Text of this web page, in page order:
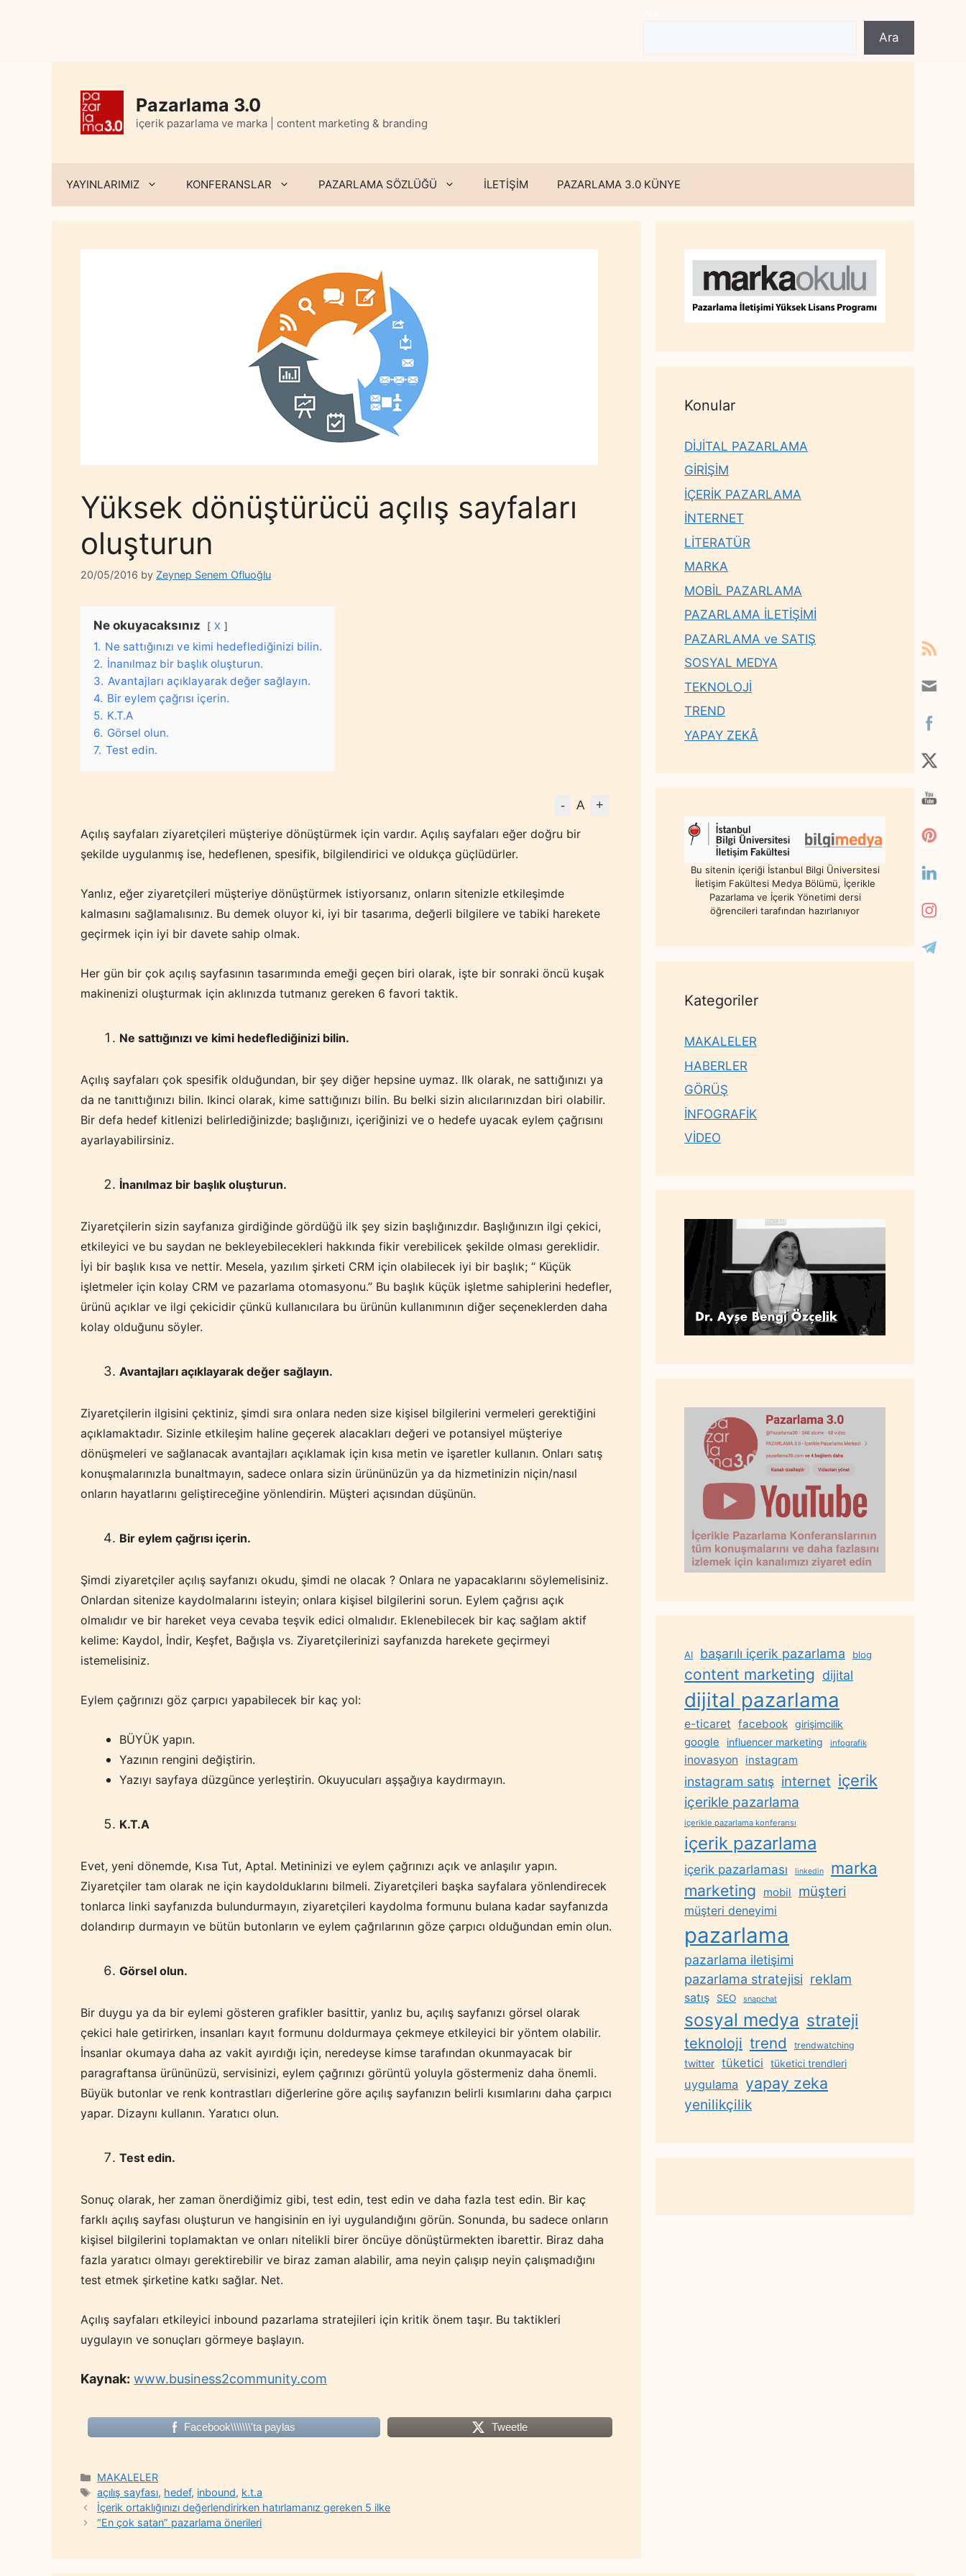
Ara
Pazarlama 3.0
içerik pazarlama ve marka | content marketing & branding
YAYINLARIMIZ KONFERANSLAR PAZARLAMA SÖZLÜĞÜ İLETİŞİM PAZARLAMA 3.0 KÜNYE
Yüksek dönüştürücü açılış sayfaları
oluşturun
20/05/2016 by Zeynep Senem Ofluoğlu
Ne okuyacaksınız X
1. Ne sattığınızı ve kimi hedeflediğinizi bilin.
2. İnanılmaz bir başlık oluşturun.
3. Avantajları açıklayarak değer sağlayın.
4. Bir eylem çağrısı içerin.
5. K.T.A
6. Görsel olun.
7. Test edin.
- A
+
Açılış sayfaları ziyaretçileri müşteriye dönüştürmek için vardır. Açılış sayfaları eğer doğru bir
şekilde uygulanmış ise, hedeflenen, spesifik, bilgilendirici ve oldukça güçlüdürler.
Yanlız, eğer ziyaretçileri müşteriye dönüştürmek istiyorsanız, onların sitenizle etkileşimde
kalmasını sağlamalısınız. Bu demek oluyor ki, iyi bir tasarıma, değerli bilgilere ve tabiki harekete
geçirmek için iyi bir davete sahip olmak.
Her gün bir çok açılış sayfasının tasarımında emeği geçen biri olarak, işte bir sonraki öncü kuşak
makinenizi oluşturmak için aklınızda tutmanız gereken 6 favori taktik.
Ne sattığınızı ve kimi hedeflediğinizi bilin.
Açılış sayfaları çok spesifik olduğundan, bir şey diğer hepsine uymaz. Ilk olarak, ne sattığınızı ya
da ne tanıttığınızı bilin. Ikinci olarak, kime sattığınızı bilin. Bu belki sizin alıcılarınızdan biri olabilir.
Bir defa hedef kitlenizi belirlediğinizde; başlığınızı, içeriğinizi ve o hedefe uyacak eylem çağrısını
ayarlayabilirsiniz.
İnanılmaz bir başlık oluşturun.
Ziyaretçilerin sizin sayfanıza girdiğinde gördüğü ilk şey sizin başlığınızdır. Başlığınızın ilgi çekici,
etkileyici ve bu saydan ne bekleyebilecekleri hakkında fikir verebilicek şekilde olması gereklidir.
İyi bir başlık kısa ve nettir. Mesela, yazılım şirketi CRM için olabilecek iyi bir başlık; “ Küçük
işletmeler için kolay CRM ve pazarlama otomasyonu.” Bu başlık küçük işletme sahiplerini hedefler,
ürünü açıklar ve ilgi çekicidir çünkü kullanıcılara bu ürünün kullanımının diğer seçeneklerden daha
kolay olduğunu söyler.
Avantajları açıklayarak değer sağlayın.
Ziyaretçilerin ilgisini çektiniz, şimdi sıra onlara neden size kişisel bilgilerini vermeleri gerektiğini
açıklamaktadır. Sizinle etkileşim haline geçerek alacakları değeri ve potansiyel müşteriye
dönüşmeleri ve sağlanacak avantajları açıklamak için kısa metin ve işaretler kullanın. Onları satış
konuşmalarınızla bunaltmayın, sadece onlara sizin ürününüzün ya da hizmetinizin niçin/nasıl
onların hayatlarını geliştireceğine yönlendirin. Müşteri açısından düşünün.
Bir eylem çağrısı içerin.
Şimdi ziyaretçiler açılış sayfanızı okudu, şimdi ne olacak ? Onlara ne yapacaklarını söylemelisiniz.
Onlardan sitenize kaydolmalarını isteyin; onlara kişisel bilgilerini sorun. Eylem çağrısı açık
olmalıdır ve bir hareket veya cevaba teşvik edici olmalıdır. Eklenebilecek bir kaç sağlam aktif
kelime: Kaydol, İndir, Keşfet, Bağışla vs. Ziyaretçilerinizi sayfanızda harekete geçirmeyi
istemelisiniz.
Eylem çağrınızı göz çarpıcı yapabilecek bir kaç yol:
BÜYÜK yapın.
Yazının rengini değiştirin.
Yazıyı sayfaya düzgünce yerleştirin. Okuyucuları aşşağıya kaydırmayın.
K.T.A
Evet, yeni dönemde, Kısa Tut, Aptal. Metininizi ve eylem çağrınızı açık ve anlaşılır yapın.
Ziyaretçiler tam olarak ne için kaydolduklarını bilmeli. Ziyaretçileri başka sayfalara yönlendirecek
tonlarca linki sayfanızda bulundurmayın, ziyaretçileri kaydolma formunu bulana kadar sayfanızda
dolandırıp durmayın ve bütün butonların ve eylem çağrılarının göze çarpıcı olduğundan emin olun.
Görsel olun.
Bir duygu ya da bir eylemi gösteren grafikler basittir, yanlız bu, açılış sayfanızı görsel olarak
çekici hale getirirken, insanları kayıt formunu doldurmaya çekmeye etkileyici bir yöntem olabilir.
İnsanlar okumaya daha az vakit ayırdığı için, neredeyse kimse tarafından okunmayacak bir
paragraftansa ürününüzü, servisinizi, eylem çağrınızı görüntü yoluyla göstermeniz daha önemli.
Büyük butonlar ve renk kontrastları diğerlerine göre açılış sayfanızın belirli kısımlarını daha çarpıcı
yapar. Dizaynı kullanın. Yaratıcı olun.
Test edin.
Sonuç olarak, her zaman önerdiğimiz gibi, test edin, test edin ve daha fazla test edin. Bir kaç
farklı açılış sayfası oluşturun ve hangisinin en iyi uygulandığını görün. Sonunda, bu sadece onların
kişisel bilgilerini toplamaktan ve onları nitelikli birer öncüye dönüştürmekten ibarettir. Biraz daha
fazla yaratıcı olmayı gerektirebilir ve biraz zaman alabilir, ama neyin çalışıp neyin çalışmadığını
test etmek şirketine katkı sağlar. Net.
Açılış sayfaları etkileyici inbound pazarlama stratejileri için kritik önem taşır. Bu taktikleri
uygulayın ve sonuçları görmeye başlayın.
Kaynak: www.business2community.com
Facebook\\\\\\\'ta paylas Tweetle
Categories
MAKALELER
Tags
açılış sayfası, hedef, inbound, k.t.a
İçerik ortaklığınızı değerlendirirken hatırlamanız gereken 5 ilke
“En çok satan” pazarlama önerileri
Konular
DİJİTAL PAZARLAMA
GİRİŞİM
İÇERİK PAZARLAMA
İNTERNET
LİTERATÜR
MARKA
MOBİL PAZARLAMA
PAZARLAMA İLETİŞİMİ
PAZARLAMA ve SATIŞ
SOSYAL MEDYA
TEKNOLOJİ
TREND
YAPAY ZEKÂ
Bu sitenin içeriği İstanbul Bilgi Üniversitesi
İletişim Fakültesi Medya Bölümü, İçerikle
Pazarlama ve İçerik Yönetimi dersi
öğrencileri tarafından hazırlanıyor
Kategoriler
MAKALELER
HABERLER
GÖRÜŞ
İNFOGRAFİK
VİDEO
AI başarılı içerik pazarlama blog
content marketing dijital
dijital pazarlama
e-ticaret facebook girişimcilik
google influencer marketing infografik
inovasyon instagram
instagram satış internet içerik
içerikle pazarlama
içerikle pazarlama konferansı
içerik pazarlama
içerik pazarlaması linkedin marka
marketing mobil müşteri
müşteri deneyimi
pazarlama
pazarlama iletişimi
pazarlama stratejisi reklam
satış SEO snapchat
sosyal medya strateji
teknoloji trend trendwatching
twitter tüketici tüketici trendleri
uygulama yapay zeka
yenilikçilik